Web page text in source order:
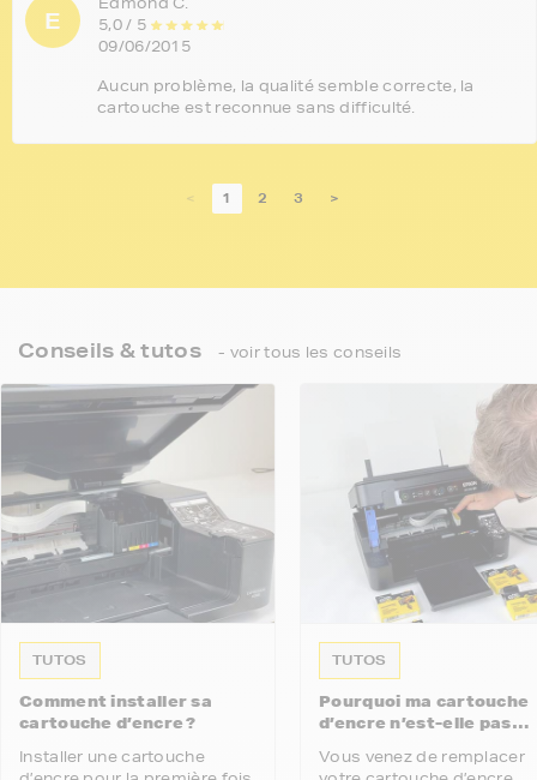
E
5,0 / 5
09/06/2015
Aucun problème, la qualité semble correcte, la
cartouche est reconnue sans difficulté.
< 1 2 3 >
Conseils & tutos - voir tous les conseils
TUTOS
Comment installer sa
cartouche d’encre ?
Installer une cartouche
TUTOS
Pourquoi ma cartouche
d’encre n’est-elle pas
imprimante ?
Vous venez de remplacer